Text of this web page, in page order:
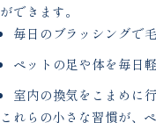
ができます。
毎日のブラッシングで
ペットの足や体を毎日
室内の換気をこまめに
これらの小さな習慣が、